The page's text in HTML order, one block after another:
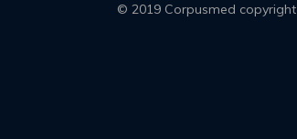
© 2019 Corpusmed copyright